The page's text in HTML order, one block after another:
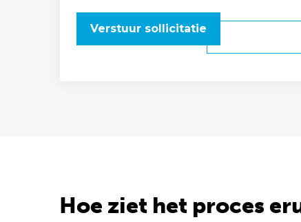
Verstuur sollicitatie
Hoe ziet het proces